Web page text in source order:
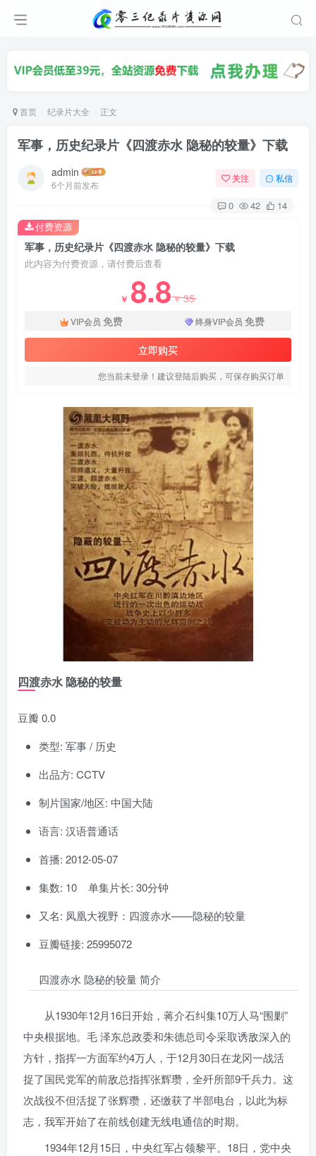
首页 纪录片大全 正文
军事，历史纪录片《四渡赤水 隐秘的较量》下载
admin
6个月前发布
关注 私信
0 42 14
军事，历史纪录片《四渡赤水 隐秘的较量》下载
此内容为付费资源，请付费后查看
￥ 8.8￥35
VIP会员 免费 终身VIP会员 免费
立即购买
您当前未登录！建议登陆后购买，可保存购买订单
付费资源
四渡赤水 隐秘的较量
豆瓣 0.0
类型: 军事 / 历史
出品方: CCTV
制片国家/地区: 中国大陆
语言: 汉语普通话
首播: 2012-05-07
集数: 10 单集片长: 30分钟
又名: 凤凰大视野：四渡赤水——隐秘的较量
豆瓣链接: 25995072
四渡赤水 隐秘的较量 简介
从1930年12月16日开始，蒋介石纠集10万人马“围剿”
中央根据地。毛 泽东总政委和朱德总司令采取诱敌深入的
方针，指挥一方面军约4万人，于12月30日在龙冈一战活
捉了国民党军的前敌总指挥张辉瓒，全歼所部9千兵力。这
次战役不但活捉了张辉瓒，还缴获了半部电台，以此为标
志，我军开始了在前线创建无线电通信的时期。
1934年12月15日，中央红军占领黎平。18日，党中央